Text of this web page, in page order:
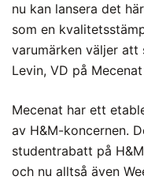
nu kan lansera det
som en
varumärken väljer att
Levin, VD på Mecenat
Mecenat har ett
av H&M-koncernen.
studentrabatt på
och nu alltså även